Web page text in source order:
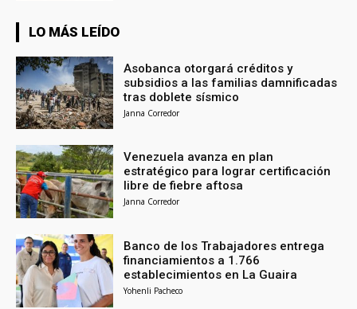
LO MÁS LEÍDO
Asobanca otorgará créditos y
subsidios a las familias damnificadas
tras doblete sísmico
Janna Corredor
Venezuela avanza en plan
estratégico para lograr certificación
libre de fiebre aftosa
Janna Corredor
Banco de los Trabajadores entrega
financiamientos a 1.766
establecimientos en La Guaira
Yohenli Pacheco